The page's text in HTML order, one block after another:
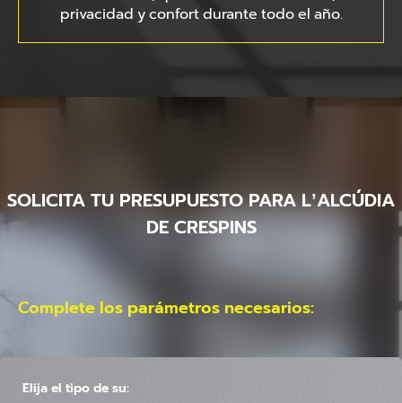
privacidad y confort durante todo el año.
SOLICITA TU PRESUPUESTO PARA L’ALCÚDIA
DE CRESPINS
Complete los parámetros necesarios:
Elija el tipo de su: